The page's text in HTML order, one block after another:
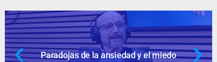
Paradojas de la ansiedad y el miedo